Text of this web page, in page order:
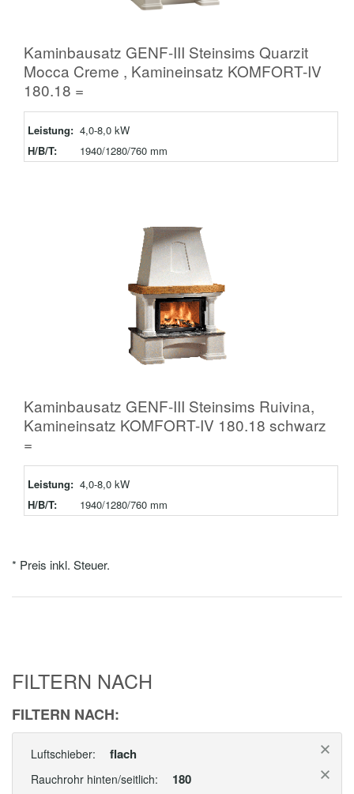
Kaminbausatz GENF-III Steinsims Quarzit
Mocca Creme , Kamineinsatz KOMFORT-IV
180.18 =
Leistung: 4,0-8,0 kW
H/B/T:
1940/1280/760 mm
Kaminbausatz GENF-III Steinsims Ruivina,
Kamineinsatz KOMFORT-IV 180.18 schwarz
=
Leistung: 4,0-8,0 kW
H/B/T:
1940/1280/760 mm
* Preis inkl. Steuer.
FILTERN NACH
FILTERN NACH:
Luftschieber: flach
Rauchrohr hinten/seitlich: 180